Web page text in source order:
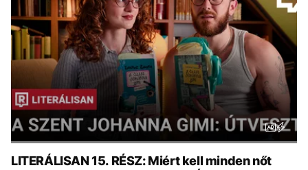
KÖZÉLET UTAZÁS
ÉLETMÓD DESIGN
BESZÉLGETÉSEK ARCOK
VIDEÓ TÖRTÉNETEK
GASZTRO
LITERÁLISAN 15. RÉSZ: Miért kell minden nőt